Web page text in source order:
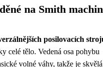
na Smith
posilovacích
celé tělo. Vedená osa pohybu
volné váhy, takže je skvělá